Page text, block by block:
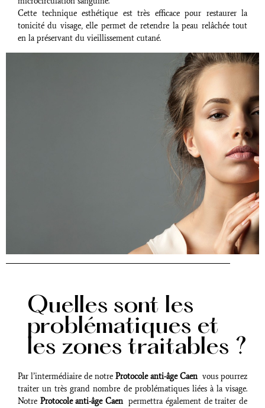
Cette technique esthétique est très efficace pour restaurer la
tonicité du visage, elle permet de retendre la peau relâchée tout
en la préservant du vieillissement cutané.
Quelles sont les
problématiques et
les zones traitables ?
Par l’intermédiaire de notre Protocole anti-âge Caenvous pourrez
traiter un très grand nombre de problématiques liées à la visage.
Notre Protocole anti-âge Caenpermettra également de traiter de